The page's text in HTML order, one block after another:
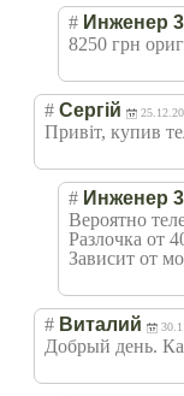
# Инженер 3
8250 грн
# Сергій
Привіт, купив
# Инженер 3
Вероятно
Разлочка от
Зависит от
# Виталий
Добрый день.